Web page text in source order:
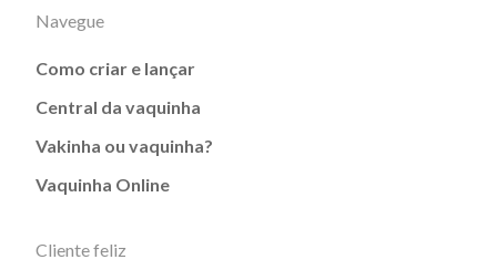
Navegue
Como criar e lançar
Central da vaquinha
Vakinha ou vaquinha?
Vaquinha Online
Cliente feliz